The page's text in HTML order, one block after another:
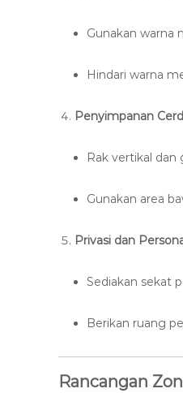
Gunakan warna
Hindari warna
Penyimpanan
Rak vertikal
Gunakan area
Privasi dan
Sediakan sekat
Berikan ruang
Rancangan